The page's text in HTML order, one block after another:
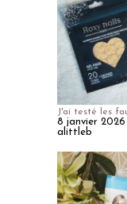
J'ai testé les
8 janvier 2026
alittleb